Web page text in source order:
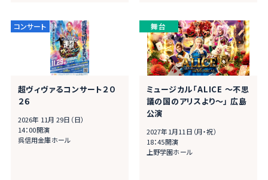
超ヴィヴァるコンサート２０
２６
2026年 11月 29日（日）
14：00開演
呉信用金庫ホール
ミュージカル「ALICE ～不思
議の国のアリスより～」 広島
公演
2027年1月11日（月・祝）
18：45開演
上野学園ホール